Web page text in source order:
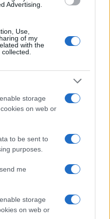
Advertising.
Use,
of my
with the
storage
on web or
to be sent to
purposes.
me
storage
on web or
enSudáfrica
parásito de la malaria
pero si
por la malaria, el
para visitar es entre
ya que esta es la
caso, vale la pena
la malaria antes de
para que
lleno de
tiempo libre
7